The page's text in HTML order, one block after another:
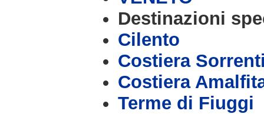
Destinazioni
Cilento
Costiera
Costiera
Terme di Fiuggi